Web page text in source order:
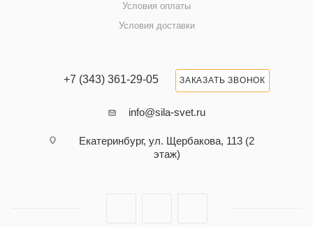
Условия оплаты
Условия доставки
+7 (343) 361-29-05 ЗАКАЗАТЬ ЗВОНОК
info@sila-svet.ru
Екатеринбург, ул. Щербакова, 113 (2
этаж)